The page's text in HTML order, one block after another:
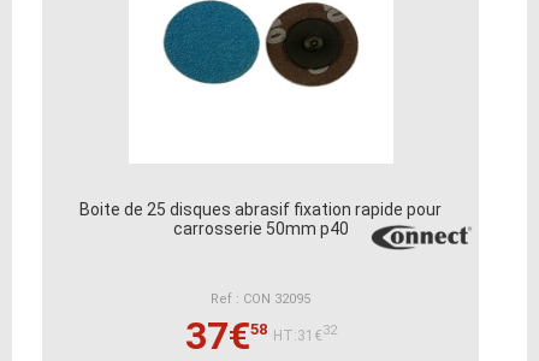
Boite de 25 disques abrasif fixation rapide pour
carrosserie 50mm p40
Ref : CON 32095
37€58 HT:31€32